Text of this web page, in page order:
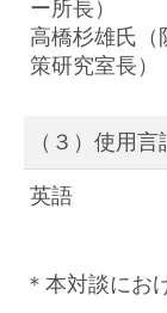
ー所長）
高橋杉雄氏（
策研究室長）
（３）使用言
英語
＊本対談にお